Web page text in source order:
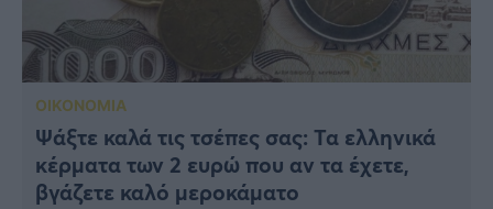
ΟΙΚΟΝΟΜΙΑ
Ψάξτε καλά τις τσέπες σας: Τα ελληνικά
κέρματα των 2 ευρώ που αν τα έχετε,
βγάζετε καλό μεροκάματο